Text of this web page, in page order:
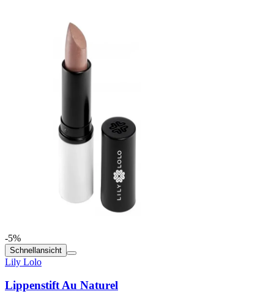
-5%
Schnellansicht
Lily Lolo
Lippenstift Au Naturel